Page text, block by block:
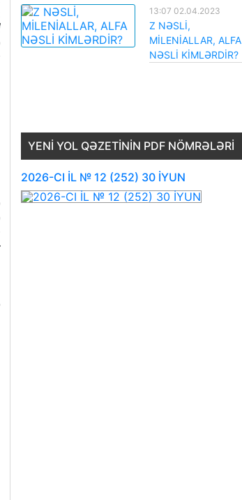
13:07 02.04.2023
Z NƏSLİ,
MİLENİALLAR, ALFA
NƏSLİ KİMLƏRDİR?
YENI YOL QƏZETININ PDF NÖMRƏLƏRI
2026-CI İL № 12 (252) 30 İYUN